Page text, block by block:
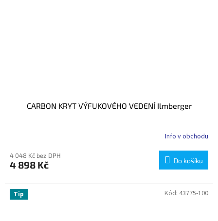
CARBON KRYT VÝFUKOVÉHO VEDENÍ Ilmberger
Info v obchodu
4 048 Kč bez DPH
4 898 Kč Do košíku
Tip Kód: 43775-100